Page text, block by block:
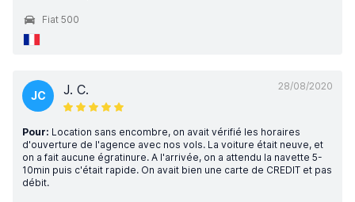
Fiat 500
28/08/2020
JC J. C.
Pour: Location sans encombre, on avait vérifié les horaires
d'ouverture de l'agence avec nos vols. La voiture était neuve, et
on a fait aucune égratinure. A l'arrivée, on a attendu la navette 5-
10min puis c'était rapide. On avait bien une carte de CREDIT et pas
débit.